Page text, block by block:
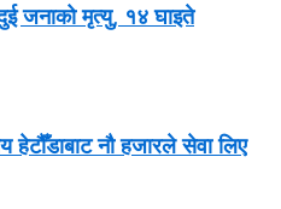
जनाको मृत्यु, १४ घाइते
नौ हजारले सेवा लिए